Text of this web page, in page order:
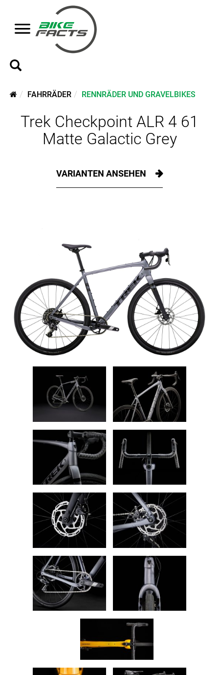
FAHRRÄDER RENNRÄDER UND GRAVELBIKES
Trek Checkpoint ALR 4 61
Matte Galactic Grey
VARIANTEN ANSEHEN